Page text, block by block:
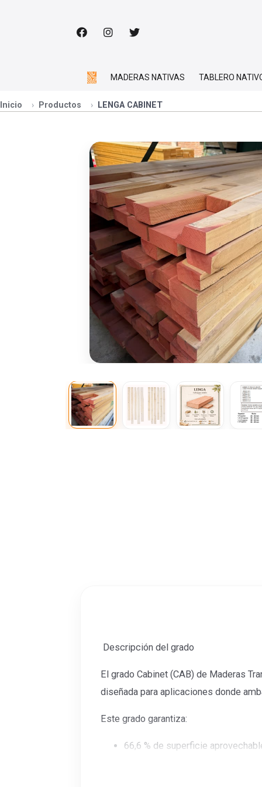
MADERAS NATIVAS TABLERO
Inicio Productos LENGA CABINET
Descripción del grado
El grado Cabinet (CAB) de Maderas
diseñada para aplicaciones donde
Este grado garantiza:
66,6 % de superficie